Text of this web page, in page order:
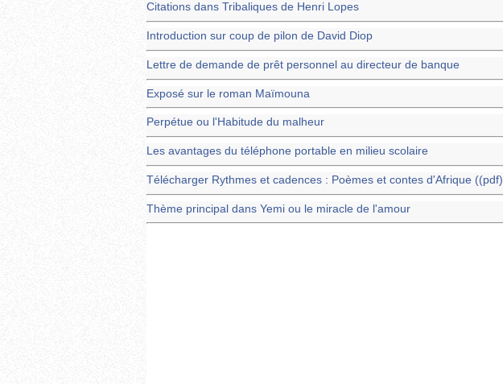
Citations dans Tribaliques de Henri Lopes
Introduction sur coup de pilon de David Diop
Lettre de demande de prêt personnel au directeur de banque
Exposé sur le roman Maïmouna
Perpétue ou l'Habitude du malheur
Les avantages du téléphone portable en milieu scolaire
Télécharger Rythmes et cadences : Poèmes et contes d'Afrique ((pdf)
Thème principal dans Yemi ou le miracle de l'amour